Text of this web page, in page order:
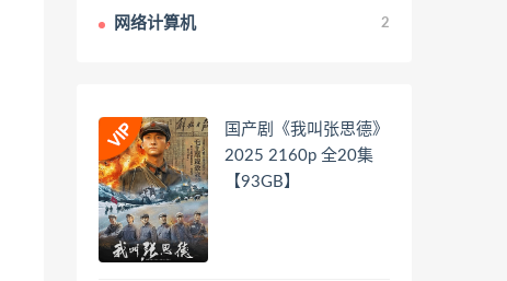
网络计算机 2
国产剧《我叫张思德》
2025 2160p 全20集
【93GB】